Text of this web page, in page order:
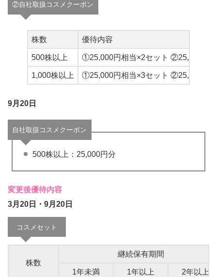
②自社取扱コスメクーポン
株数 優待内容
500株以上 ①25,000円相当×2セット ②25,000円分
1,000株以上 ①25,000円相当×3セット ②25,000円分
9月20日
自社取扱コスメクーポン
500株以上：25,000円分
変更後優待内容
3月20日・9月20日
コスメセット
株数
継続保有期間
1年未満 1年以上 2年以上